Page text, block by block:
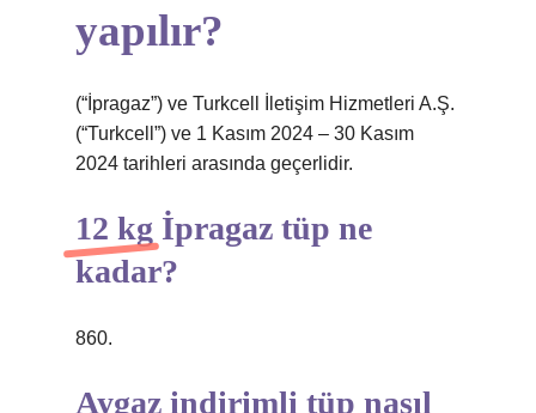
yapılır?
(“İpragaz”) ve Turkcell İletişim Hizmetleri A.Ş.
(“Turkcell”) ve 1 Kasım 2024 – 30 Kasım
2024 tarihleri ​​arasında geçerlidir.
12 kg İpragaz tüp ne
kadar?
860.
Aygaz indirimli tüp nasıl